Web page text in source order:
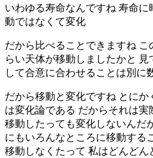
いわゆる寿命なんですね 寿命に
動ではなくて変化
だから比べることできますね
らい天体が移動しましたかと
して合意に合わせることは別に
だから移動と変化ですね とに
は変化論である だからそれは
移動したっても変化しないんだ
にもいろんなところに移動する
移動しなくたって 私はどんど